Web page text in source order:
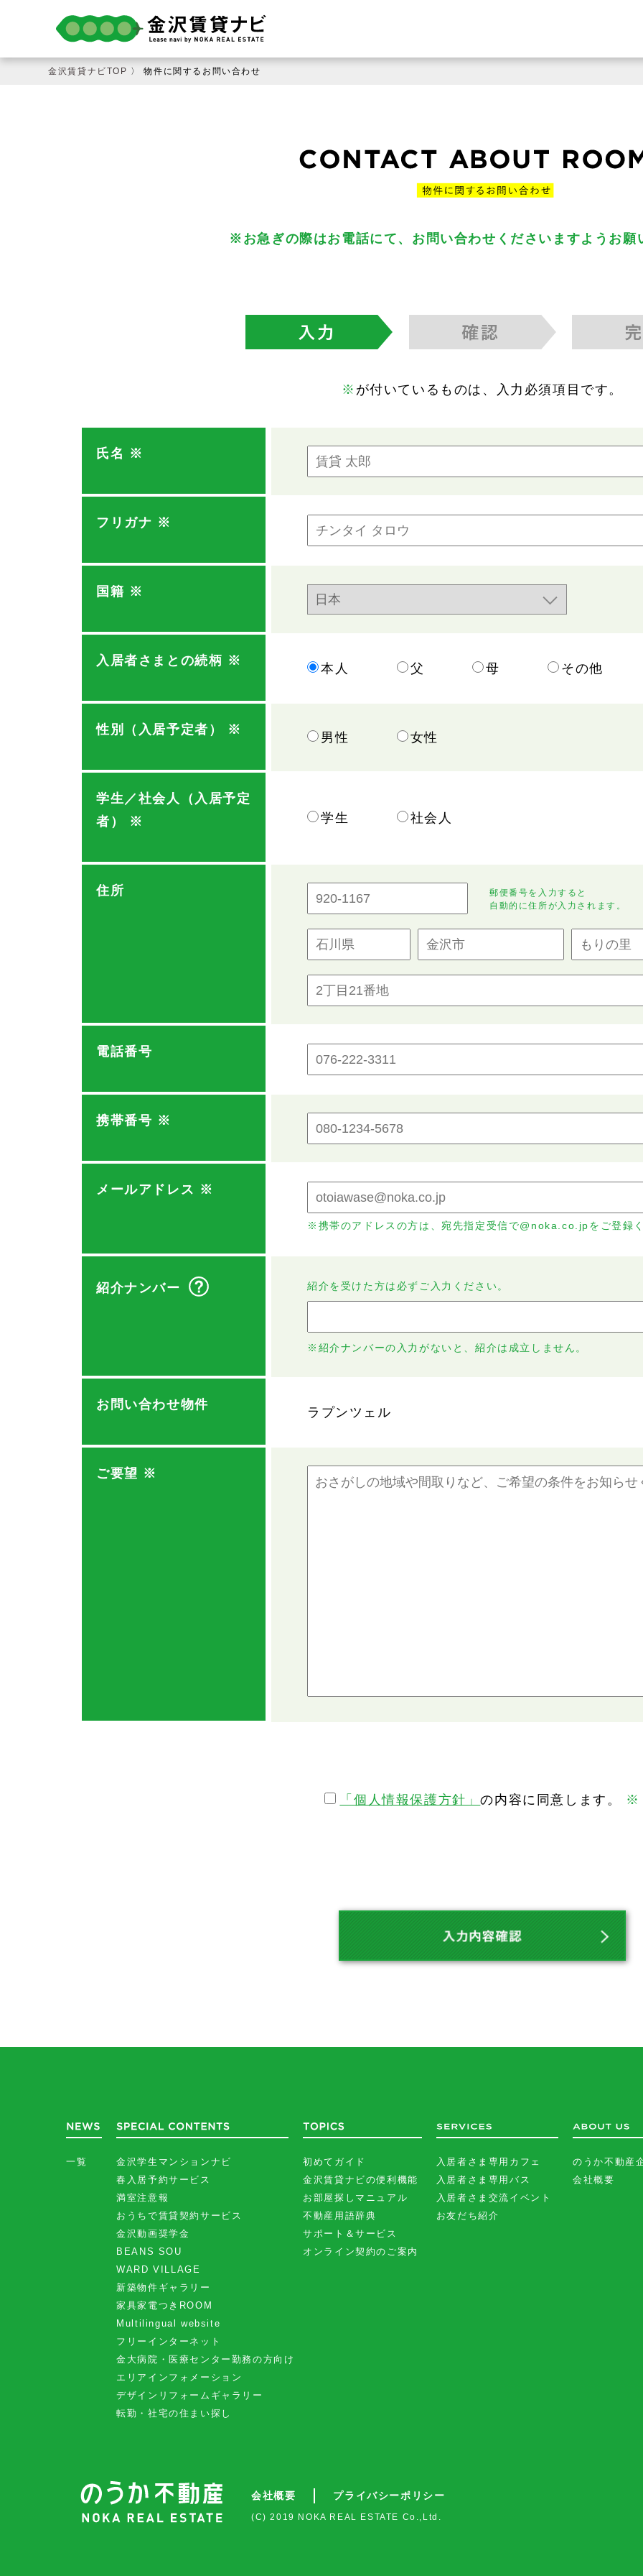
金沢賃貸ナビTOP 〉 物件に関するお問い合わせ
※お急ぎの際はお電話にて、お問い合わせくださいますようお願
※ が付いているものは、入力必須項目です。
氏名 ※
フリガナ ※
国籍 ※
入居者さまとの続柄 ※
本人 父 母 その他
性別（入居予定者） ※
男性 女性
学生／社会人（入居予定
者）
※ 学生 社会人
住所
郵便番号を入力すると
自動的に住所が入力されます。
電話番号
携帯番号 ※
メールアドレス ※
※携帯のアドレスの方は、宛先指定受信で@noka.co.jpをご登録く
紹介ナンバー 紹介を受けた方は必ずご入力ください。
※紹介ナンバーの入力がないと、紹介は成立しません。
お問い合わせ物件
ラプンツェル
ご要望 ※
「個人情報保護方針」の内容に同意します。 ※
一覧
金沢学生マンションナビ
春入居予約サービス
満室注意報
おうちで賃貸契約サービス
金沢動画奨学金
BEANS SOU
WARD VILLAGE
新築物件ギャラリー
家具家電つきROOM
Multilingual website
フリーインターネット
金大病院・医療センター勤務の方向け
エリアインフォメーション
デザインリフォームギャラリー
転勤・社宅の住まい探し
初めてガイド
金沢賃貸ナビの便利機能
お部屋探しマニュアル
不動産用語辞典
サポート＆サービス
オンライン契約のご案内
入居者さま専用カフェ
入居者さま専用バス
入居者さま交流イベント
お友だち紹介
のうか不動産
会社概要
会社概要 プライバシーポリシー
(C) 2019 NOKA REAL ESTATE Co.,Ltd.